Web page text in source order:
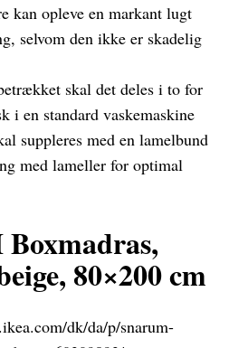
kan opleve en markant lugt
selvom den ikke er skadelig
skal det deles i to for
i en standard vaskemaskine
suppleres med en lamelbund
med lameller for optimal
80×200 cm
dk/da/p/snarum-